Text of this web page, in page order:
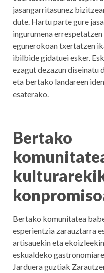
jasangarritasunez
dute. Hartu parte gure
ingurumena
egunerokoan txertatzen
ibilbide gidatuei esker.
ezagut dezazun diseinatu
eta bertako landareen
esaterako.
Bertako
Bertako komunitatea
esperientzia zarauztarra
artisauekin eta
eskualdeko
Jarduera guztiak